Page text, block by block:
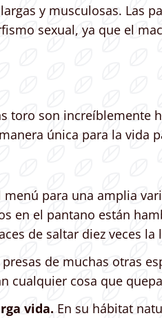
y musculosas. Las
sexual, ya que el
toro son increíblemente
única para la vida
para una amplia
en el pantano están
de saltar diez veces
de muchas otras
cualquier cosa que
vida. En su hábitat